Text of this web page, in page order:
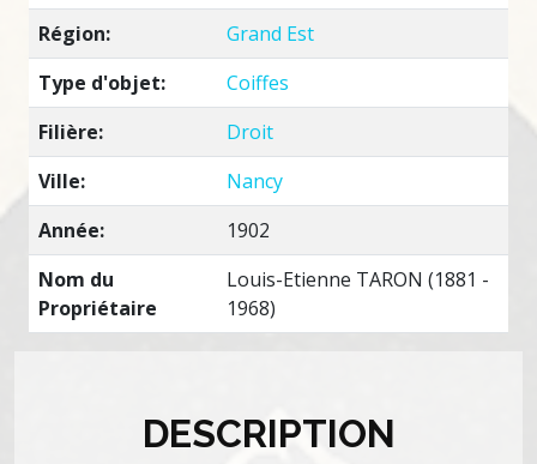
Région:
Grand Est
Type d'objet:
Coiffes
Filière:
Droit
Ville:
Nancy
Année:
1902
Nom du
Propriétaire
Louis-Etienne TARON (1881 -
1968)
DESCRIPTION